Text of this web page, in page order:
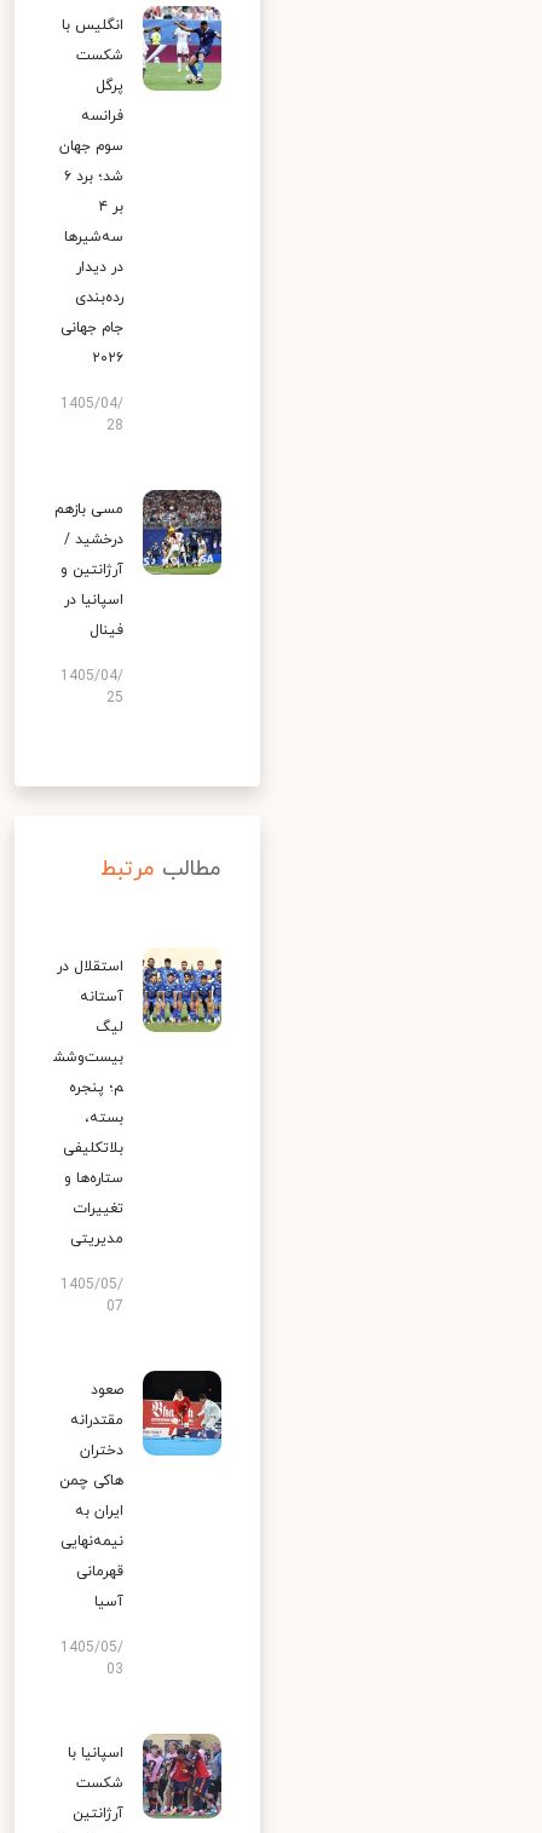
انگلیس با
شکست
پرگل
فرانسه
سوم جهان
شد؛ برد ۶
بر ۴
سه‌شیرها
در دیدار
رده‌بندی
جام جهانی
۲۰۲۶
1405/04/
28
مسی بازهم
درخشید /
آرژانتین و
اسپانیا در
فینال
1405/04/
25
مطالب مرتبط
استقلال در
آستانه
لیگ
بیست‌وشش
م؛ پنجره
بسته،
بلاتکلیفی
ستاره‌ها و
تغییرات
مدیریتی
1405/05/
07
صعود
مقتدرانه
دختران
هاکی چمن
ایران به
نیمه‌نهایی
قهرمانی
آسیا
1405/05/
03
اسپانیا با
شکست
آرژانتین